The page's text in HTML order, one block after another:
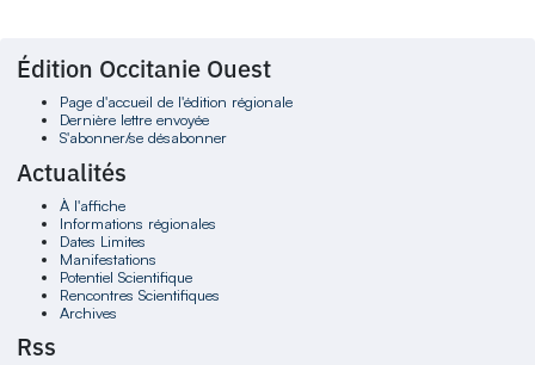
Édition Occitanie Ouest
Page d'accueil de l'édition régionale
Dernière lettre envoyée
S'abonner/se désabonner
Actualités
À l'affiche
Informations régionales
Dates Limites
Manifestations
Potentiel Scientifique
Rencontres Scientifiques
Archives
Rss